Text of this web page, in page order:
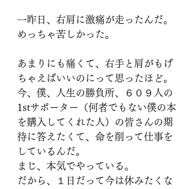
一昨日、右肩に激痛が走ったんだ。
めっちゃ苦しかった。
あまりにも痛くて、右手と肩がもげ
ちゃえばいいのにって思ったほど。
今、僕、人生の勝負所、６０９人の
1stサポーター（何者でもない僕の本
を購入してくれた人）の皆さんの期
待に答えたくて、命を削って仕事を
しているんだ。
まじ、本気でやっている。
だから、１日だって今は休みたくな